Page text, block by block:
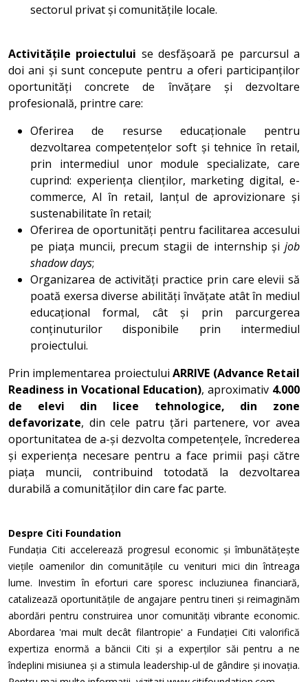
sectorul privat și comunitățile locale.
Activitățile proiectului se desfășoară pe parcursul a
doi ani și sunt concepute pentru a oferi participanților
oportunități concrete de învățare și dezvoltare
profesională, printre care:
Oferirea de resurse educaționale pentru
dezvoltarea competențelor soft și tehnice în retail,
prin intermediul unor module specializate, care
cuprind: experiența clienților, marketing digital, e-
commerce, AI în retail, lanțul de aprovizionare și
sustenabilitate în retail;
Oferirea de oportunități pentru facilitarea accesului
pe piața muncii, precum stagii de internship și job
shadow days;
Organizarea de activități practice prin care elevii să
poată exersa diverse abilități învățate atât în mediul
educațional formal, cât și prin parcurgerea
conținuturilor disponibile prin intermediul
proiectului.
Prin implementarea proiectuluiARRIVE (Advance Retail
Readiness in Vocational Education), aproximativ 4.000
de elevi din licee tehnologice, din zone
defavorizate, din cele patru țări partenere, vor avea
oportunitatea de a-și dezvolta competențele, încrederea
și experiența necesare pentru a face primii pași către
piața muncii, contribuind totodată la dezvoltarea
durabilă a comunităților din care fac parte.
Despre Citi Foundation
Fundația Citi accelerează progresul economic și îmbunătățește
viețile oamenilor din comunitățile cu venituri mici din întreaga
lume. Investim în eforturi care sporesc incluziunea financiară,
catalizează oportunitățile de angajare pentru tineri și reimaginăm
abordări pentru construirea unor comunități vibrante economic.
Abordarea 'mai mult decât filantropie' a Fundației Citi valorifică
expertiza enormă a băncii Citi și a experților săi pentru a ne
îndeplini misiunea și a stimula leadership-ul de gândire și inovația.